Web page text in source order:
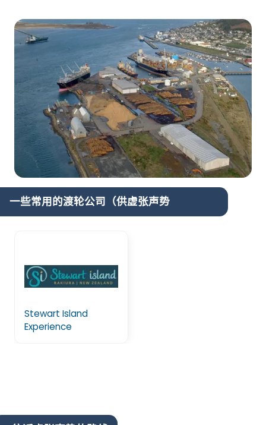
一些常用的渡轮公司（供虚张声势
Stewart Island
Experience